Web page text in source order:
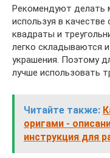
Рекомендуют делать
используя в
квадраты и
легко складываются
украшения. Поэтому
лучше использовать
Читайте также:
оригами -
инструкция для